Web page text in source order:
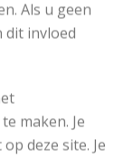
Als u geen
dit invloed
maken. Je
deze site. Je